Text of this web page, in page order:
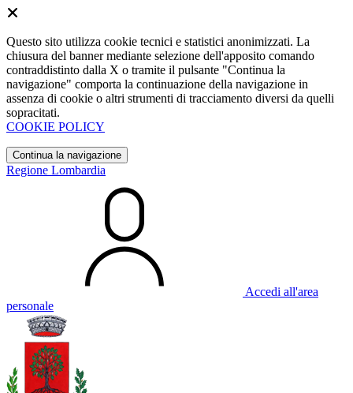
Questo sito utilizza cookie tecnici e statistici anonimizzati. La
chiusura del banner mediante selezione dell'apposito comando
contraddistinto dalla X o tramite il pulsante "Continua la
navigazione" comporta la continuazione della navigazione in
assenza di cookie o altri strumenti di tracciamento diversi da quelli
sopracitati.
COOKIE POLICY
Continua la navigazione
Regione Lombardia
Accedi all'area
personale